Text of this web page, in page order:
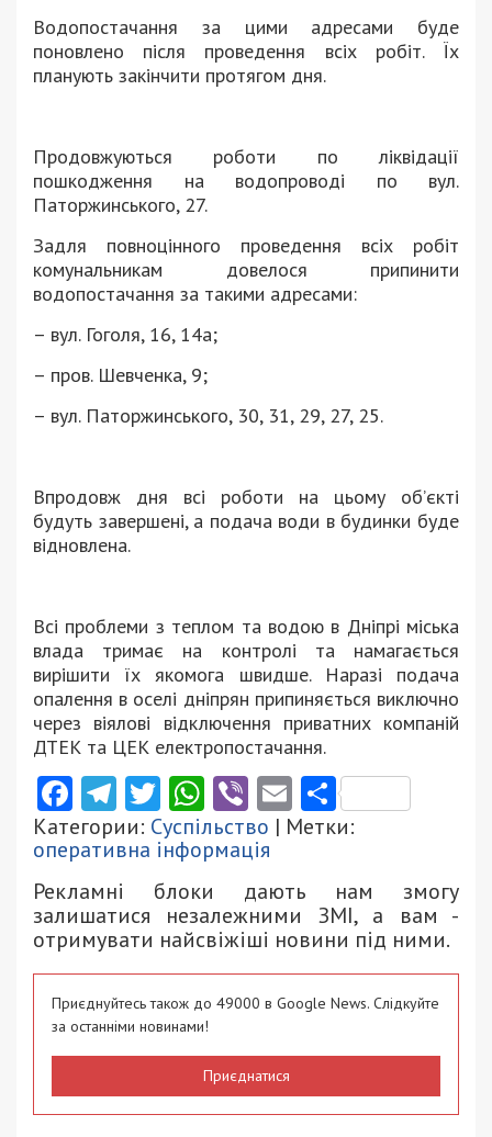
Водопостачання за цими адресами буде
поновлено після проведення всіх робіт. Їх
планують закінчити протягом дня.
Продовжуються роботи по ліквідації
пошкодження на водопроводі по вул.
Паторжинського, 27.
Задля повноцінного проведення всіх робіт
комунальникам довелося припинити
водопостачання за такими адресами:
– вул. Гоголя, 16, 14а;
– пров. Шевченка, 9;
– вул. Паторжинського, 30, 31, 29, 27, 25.
Впродовж дня всі роботи на цьому об’єкті
будуть завершені, а подача води в будинки буде
відновлена.
Всі проблеми з теплом та водою в Дніпрі міська
влада тримає на контролі та намагається
вирішити їх якомога швидше. Наразі подача
опалення в оселі дніпрян припиняється виключно
через віялові відключення приватних компаній
ДТЕК та ЦЕК електропостачання.
Facebook
Telegram
Twitter
WhatsApp
ViberEmail
Категории: Суспільство | Метки:
оперативна інформація
Рекламні блоки дають нам змогу
залишатися незалежними ЗМІ, а вам -
отримувати найсвіжіші новини під ними.
Приєднуйтесь також до 49000 в Google News. Слідкуйте
за останніми новинами!
Приєднатися